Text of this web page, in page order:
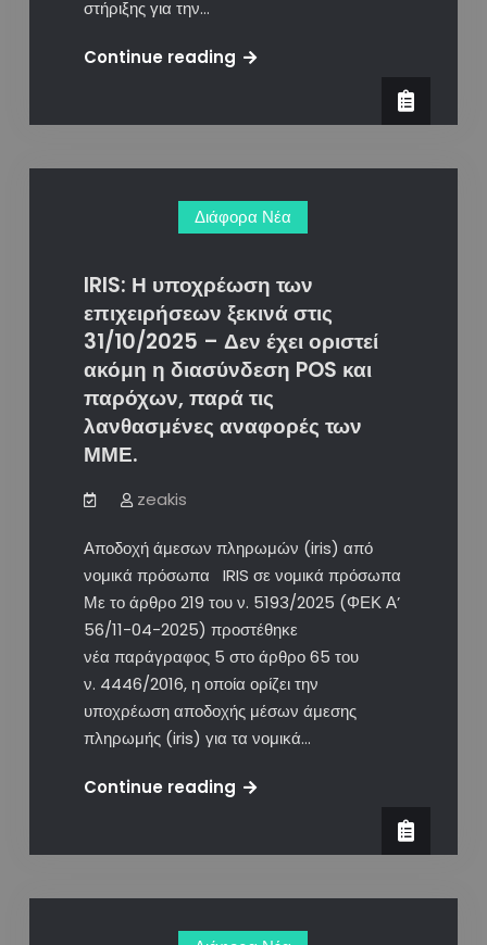
στήριξης για την…
Continue readingΑπό
για
νομικά
Διάφορα Νέα
IRIS: Η υποχρέωση των
επιχειρήσεων ξεκινά στις
31/10/2025 – Δεν έχει οριστεί
ακόμη η διασύνδεση POS και
παρόχων, παρά τις
λανθασμένες αναφορές των
ΜΜΕ.
zeakis
Αποδοχή άμεσων πληρωμών (iris) από
νομικά πρόσωπα IRIS σε νομικά πρόσωπα
Με το άρθρο 219 του ν. 5193/2025 (ΦΕΚ Α’
56/11-04-2025) προστέθηκε
νέα παράγραφος 5 στο άρθρο 65 του
ν. 4446/2016, η οποία ορίζει την
υποχρέωση αποδοχής μέσων άμεσης
πληρωμής (iris) για τα νομικά…
Continue readingIRIS:
επιχειρήσεων